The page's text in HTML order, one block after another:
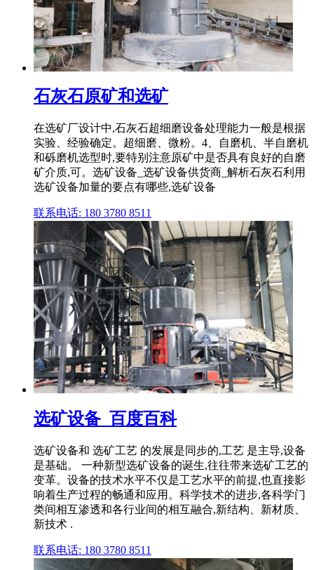
石灰石原矿和选矿
在选矿厂设计中,石灰石超细磨设备处理能力一般是根据
实验、经验确定。超细磨、微粉。4、自磨机、半自磨机
和砾磨机选型时,要特别注意原矿中是否具有良好的自磨
矿介质,可。选矿设备_选矿设备供货商_解析石灰石利用
选矿设备加量的要点有哪些,选矿设备
联系电话: 180 3780 8511
选矿设备_百度百科
选矿设备和 选矿工艺 的发展是同步的,工艺 是主导,设备
是基础。 一种新型选矿设备的诞生,往往带来选矿工艺的
变革。设备的技术水平不仅是工艺水平的前提,也直接影
响着生产过程的畅通和应用。科学技术的进步,各科学门
类间相互渗透和各行业间的相互融合,新结构、新材质、
新技术 .
联系电话: 180 3780 8511